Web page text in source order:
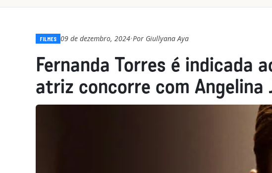
FILMES 09 de dezembro, 2024•Por Giullyana Aya
Fernanda Torres é indicada
atriz concorre com Angelina